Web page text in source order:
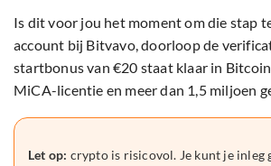
Is dit voor jou het moment om die stap
account bij Bitvavo, doorloop de
startbonus van €20 staat klaar in
MiCA-licentie en meer dan 1,5 miljoen
Let op: crypto is risicovol. Je kunt je inleg